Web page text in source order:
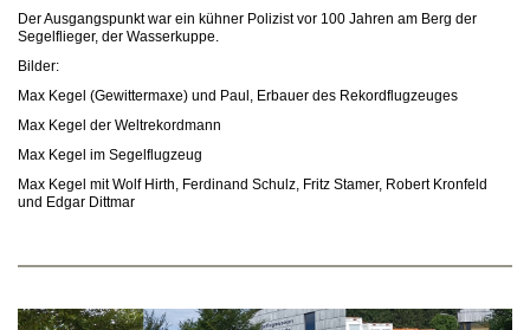
Der Ausgangspunkt war ein kühner Polizist vor 100 Jahren am Berg der
Segelflieger, der Wasserkuppe.
Bilder:
Max Kegel (Gewittermaxe) und Paul, Erbauer des Rekordflugzeuges
Max Kegel der Weltrekordmann
Max Kegel im Segelflugzeug
Max Kegel mit Wolf Hirth, Ferdinand Schulz, Fritz Stamer, Robert Kronfeld
und Edgar Dittmar